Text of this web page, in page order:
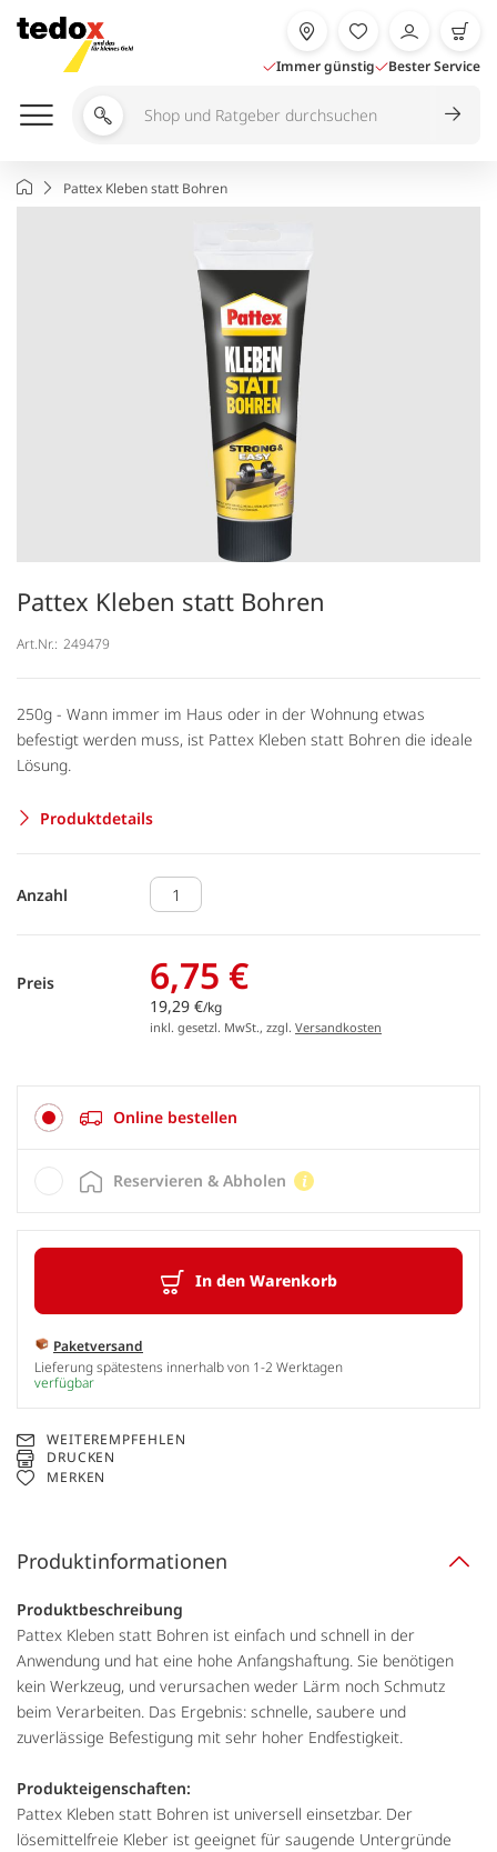
Inhalt
springen
Immer günstig Bester Service
Shop
durchsuchen
StartseitePattex Kleben statt Bohren
Pattex Kleben statt Bohren
Art.Nr.: 249479
250g - Wann immer im Haus oder in der Wohnung etwas
befestigt werden muss, ist Pattex Kleben statt Bohren die ideale
Lösung.
Produktdetails
Anzahl
Preis 6,75 €
19,29 €/kg
inkl. gesetzl. MwSt., zzgl. Versandkosten
Online bestellen
In den Warenkorb
Paketversand
Lieferung spätestens innerhalb von 1-2 Werktagen
verfügbar
Reservieren & Abholen
WEITEREMPFEHLEN
DRUCKEN
MERKEN
Produktinformationen
Produktbeschreibung
Pattex Kleben statt Bohren ist einfach und schnell in der
Anwendung und hat eine hohe Anfangshaftung. Sie benötigen
kein Werkzeug, und verursachen weder Lärm noch Schmutz
beim Verarbeiten. Das Ergebnis: schnelle, saubere und
zuverlässige Befestigung mit sehr hoher Endfestigkeit.
Produkteigenschaften:
Pattex Kleben statt Bohren ist universell einsetzbar. Der
lösemittelfreie Kleber ist geeignet für saugende Untergründe